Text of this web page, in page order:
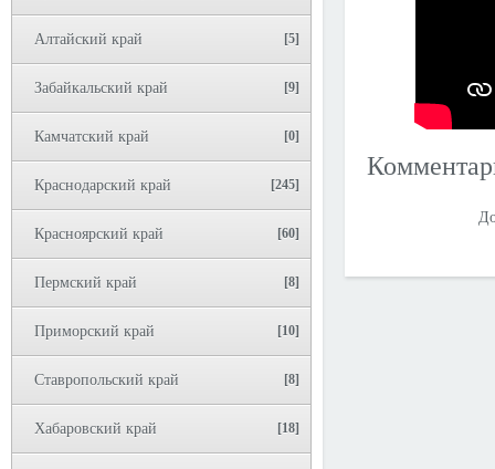
Алтайский край [5]
Забайкальский край [9]
Камчатский край [0]
Краснодарский край [245]
Красноярский край [60]
Пермский край [8]
Приморский край [10]
Ставропольский край [8]
Хабаровский край [18]